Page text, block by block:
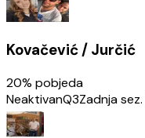
Kovačević / Jurčić
20% pobjeda
NeaktivanQ3Zadnja sez.